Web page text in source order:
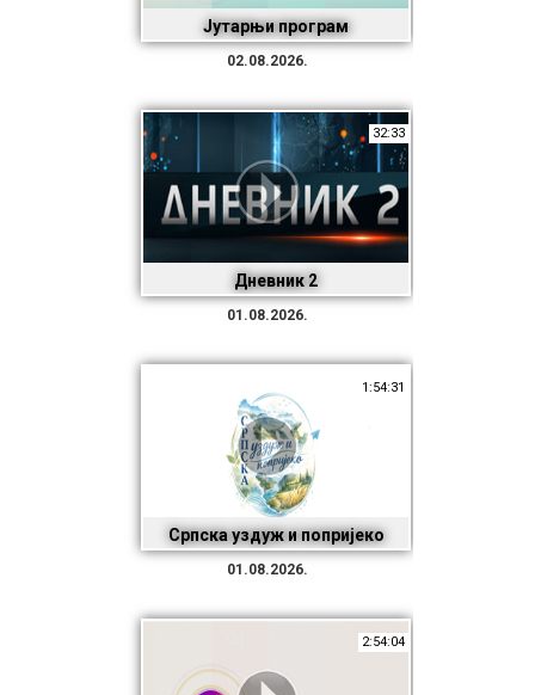
Јутарњи програм
02.08.2026.
Дневник 2
32:33
01.08.2026.
Српска уздуж и попријеко
1:54:31
01.08.2026.
2:54:04